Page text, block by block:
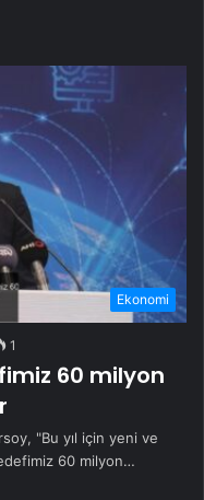
Ekonomi
1
60 milyon
"Bu yıl için yeni ve
60 milyon…